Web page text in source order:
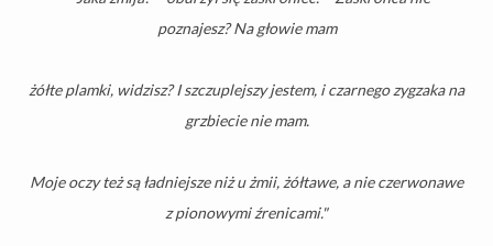
poznajesz? Na głowie mam
żółte plamki, widzisz? I szczuplejszy jestem, i czarnego zygzaka na
grzbiecie nie mam.
Moje oczy też są ładniejsze niż u żmii, żółtawe, a nie czerwonawe
z pionowymi źrenicami."